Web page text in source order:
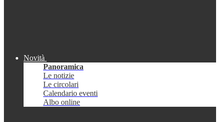
Novità
Panoramica
Le notizie
Le circolari
Calendario eventi
Albo online